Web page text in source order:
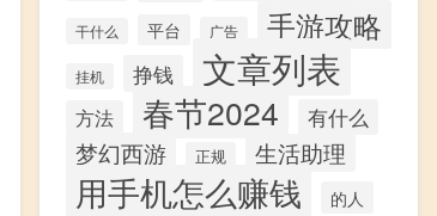
干什么 平台 广告 手游攻略
挂机 挣钱 文章列表
方法 春节2024 有什么
梦幻西游 正规 生活助理
用手机怎么赚钱 的人